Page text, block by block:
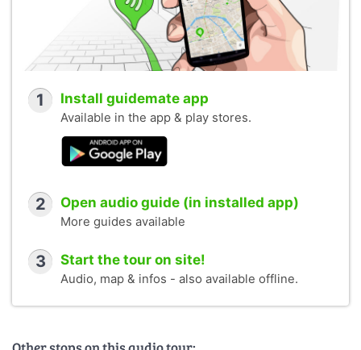
1 Install guidemate app
Available in the app & play stores.
2 Open audio guide (in installed app)
More guides available
3 Start the tour on site!
Audio, map & infos - also available offline.